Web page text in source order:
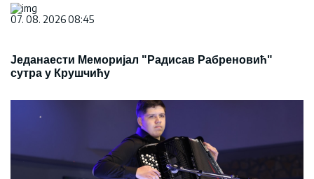
07. 08. 2026 08:45
Једанаести Меморијал "Радисав Рабреновић"
сутра у Крушчићу